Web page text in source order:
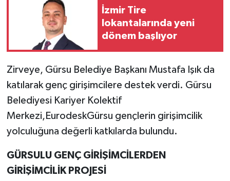
İzmir Tire
lokantalarında yeni
dönem başlıyor
Zirveye, Gürsu Belediye Başkanı Mustafa Işık da
katılarak genç girişimcilere destek verdi. Gürsu
Belediyesi Kariyer Kolektif
Merkezi,EurodeskGürsu gençlerin girişimcilik
yolculuğuna değerli katkılarda bulundu.
GÜRSULU GENÇ GİRİŞİMCİLERDEN
GİRİŞİMCİLİK PROJESİ